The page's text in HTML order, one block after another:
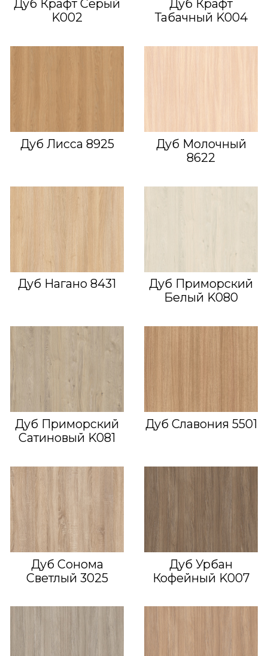
Дуб Крафт Серый
K002
Дуб Крафт
Табачный K004
Дуб Лисса 8925
Дуб Молочный
8622
Дуб Нагано 8431
Дуб Приморский
Белый K080
Дуб Приморский
Сатиновый K081
Дуб Славония 5501
Дуб Сонома
Светлый 3025
Дуб Урбан
Кофейный K007